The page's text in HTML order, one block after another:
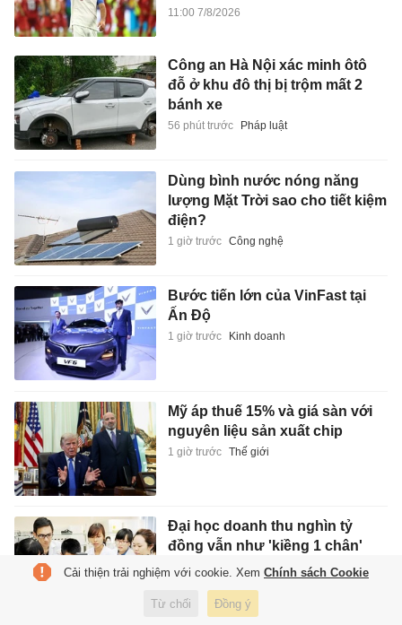
11:00 7/8/2026
Công an Hà Nội xác minh ôtô
đỗ ở khu đô thị bị trộm mất 2
bánh xe
56 phút trước Pháp luật
Dùng bình nước nóng năng
lượng Mặt Trời sao cho tiết kiệm
điện?
1 giờ trước Công nghệ
Bước tiến lớn của VinFast tại
Ấn Độ
1 giờ trước Kinh doanh
Mỹ áp thuế 15% và giá sàn với
nguyên liệu sản xuất chip
1 giờ trước Thế giới
Đại học doanh thu nghìn tỷ
đồng vẫn như 'kiềng 1 chân'
1 giờ trước Giáo dục
Cải thiện trải nghiệm với cookie. Xem Chính sách Cookie
Từ chối Đồng ý